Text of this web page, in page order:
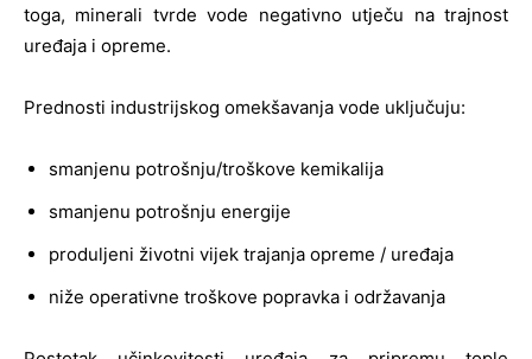
toga, minerali tvrde vode negativno utječu na trajnost
uređaja i opreme.
Prednosti industrijskog omekšavanja vode uključuju:
smanjenu potrošnju/troškove kemikalija
smanjenu potrošnju energije
produljeni životni vijek trajanja opreme / uređaja
niže operativne troškove popravka i održavanja